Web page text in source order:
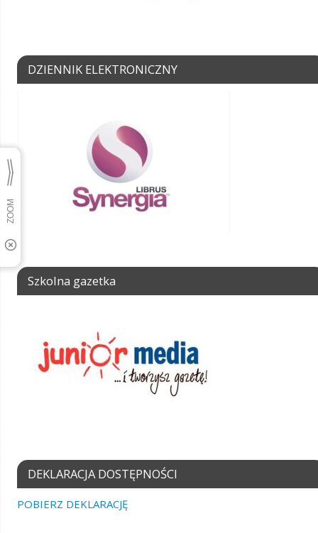
DZIENNIK ELEKTRONICZNY
Szkolna gazetka
DEKLARACJA DOSTĘPNOŚCI
POBIERZ DEKLARACJĘ